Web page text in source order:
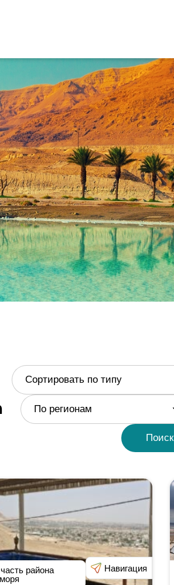
Сортировать по типу
По регионам
Поиск
района
Навигация